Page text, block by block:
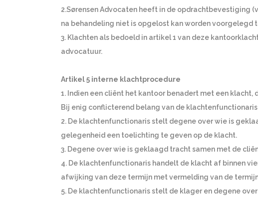
2.Sørensen Advocaten heeft in de opdrachtbevestiging
na behandeling niet is opgelost kan worden voorgelegd
3. Klachten als bedoeld in artikel 1 van deze
advocatuur.
Artikel 5 interne klachtprocedure
1. Indien een cliënt het kantoor benadert met een klacht,
Bij enig conflicterend belang van de
2. De klachtenfunctionaris stelt degene over wie is
gelegenheid een toelichting te geven op de klacht.
3. Degene over wie is geklaagd tracht samen met de
4. De klachtenfunctionaris handelt de klacht af binnen
afwijking van deze termijn met vermelding van de
5. De klachtenfunctionaris stelt de klager en degene